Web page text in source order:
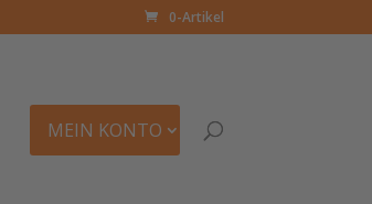
0-Artikel
MEIN KONTO